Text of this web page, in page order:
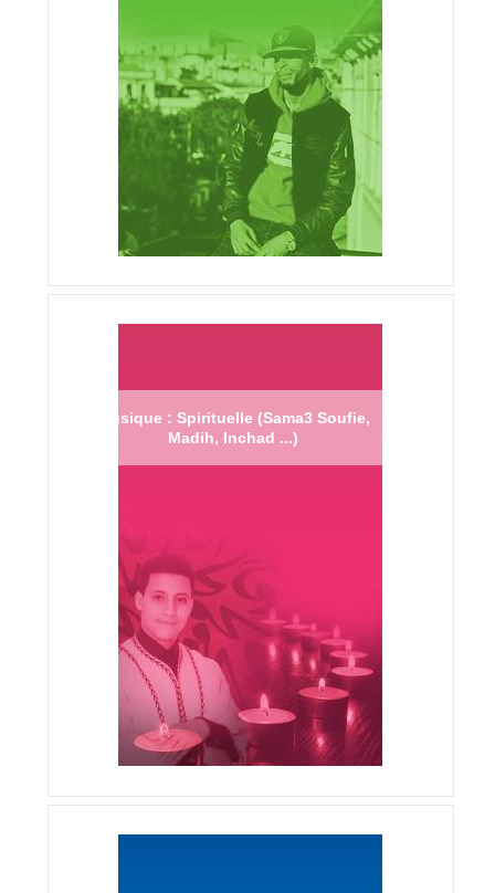
Musique : Spirituelle (Sama3 Soufie,
Madih, Inchad ...)